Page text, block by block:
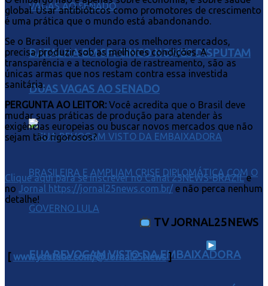
BATALHA EM SP: CINCO NOMES DISPUTAM
DUAS VAGAS AO SENADO
EUA REVOGAM VISTO DA EMBAIXADORA
global. Usar antibióticos como promotores de crescimento
é uma prática que o mundo está abandonando.
Se o Brasil quer vender para os melhores mercados,
precisa produzir sob as melhores condições. A
transparência e a tecnologia de rastreamento, são as
únicas armas que nos restam contra essa investida
sanitária.
PERGUNTA AO LEITOR: Você acredita que o Brasil deve
mudar suas práticas de produção para atender às
exigências europeias ou buscar novos mercados que não
sejam tão rigorosos?
Clique aqui para se inscrever no Canal 25NEWS-BRAZILe
no Jornal https://jornal25news.com.br/ e não perca nenhum
detalhe!
TV JORNAL25NEWS
[www.youtube.com/@Jornal25News]